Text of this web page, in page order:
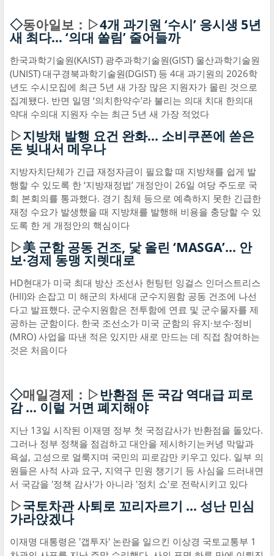
◇동아일보：▷4개 과기원 ‘수시’ 응시생 5년
새 최다… ‘의대 쏠림’ 줄어들까
한국과학기술원(KAIST) 광주과학기술원(GIST) 울산과학기술원
(UNIST) 대구경북과학기술원(DGIST) 등 4대 과기원의 2026학
년도 수시모집에 최근 5년 새 가장 많은 지원자가 몰린 것으로
집계됐다. 반면 일명 ‘의치한약수’라 불리는 의대 치대 한의대
약대 수의대 지원자 수는 최근 5년 새 가장 적었다
▷지방채 발행 요건 완화… 소비쿠폰에 쏟은
돈 빚내서 메우나
지방자치단체가 긴급 재정자금이 필요할 때 지방채를 쉽게 발
행할 수 있도록 한 ‘지방재정법’ 개정안이 26일 여당 주도로 국
회 본회의를 통과했다. 경기 침체 등으로 예측하지 못한 긴급한
재정 수요가 발생했을 때 지방채를 발행해 비용을 충당할 수 있
도록 한 게 개정안의 핵심이다
▷美 군함 공동 건조, 닻 올린 ‘MASGA’… 안
보·경제 동맹 지렛대로
HD현대가 미국 최대 방산 조선사 헌팅턴 잉걸스 인더스트리스
(HII)와 손잡고 미 해군의 차세대 군수지원함 공동 건조에 나선
다고 발표했다. 군수지원함은 전투함에 연료 및 군수물자를 제
공하는 군함이다. 한국 조선소가 미국 군함의 유지·보수·정비
(MRO) 사업을 따낸 적은 있지만 새로 만드는 데 직접 참여하는
것은 처음이다
◇매일경제：▷반환점 돈 국감 역대급 피로
감 … 이럴 거면 폐지해야
지난 13일 시작된 이재명 정부 첫 국정감사가 반환점을 돌았다.
그러나 정부 정책을 점검하고 대안을 제시하기는커녕 막말과
욕설, 고성으로 얼룩지며 국민의 피로감만 키우고 있다. 일부 의
원들은 사적 사과 요구, 지역구 민원 챙기기 등 사심을 드러내면
서 국감을 '정책 감사'가 아니라 '정치 쇼'로 전락시키고 있다
▷국토차관 사퇴로 꼬리자르기 … 성난 민심
가라앉겠나
이재명 대통령은 '갭투자' 논란을 일으킨 이상경 국토교통부 1